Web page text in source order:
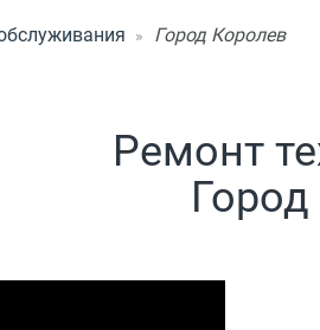
Город Королев
Ремонт